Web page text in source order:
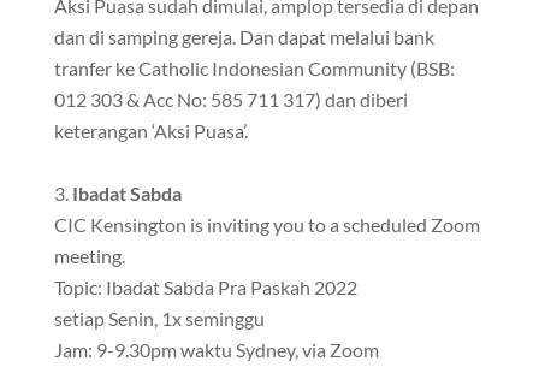
Aksi Puasa sudah dimulai, amplop tersedia di depan
dan di samping gereja. Dan dapat melalui bank
tranfer ke Catholic Indonesian Community (BSB:
012 303 & Acc No: 585 711 317) dan diberi
keterangan ‘Aksi Puasa’.
Ibadat Sabda
CIC Kensington is inviting you to a scheduled Zoom
meeting.
Topic: Ibadat Sabda Pra Paskah 2022
setiap Senin, 1x seminggu
Jam: 9-9.30pm waktu Sydney, via Zoom